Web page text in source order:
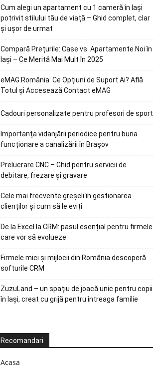
Cum alegi un apartament cu 1 cameră în Iași
potrivit stilului tău de viață – Ghid complet, clar
și ușor de urmat
Compară Prețurile: Case vs. Apartamente Noi în
Iași – Ce Merită Mai Mult în 2025
eMAG România: Ce Opțiuni de Suport Ai? Află
Totul și Accesează Contact eMAG
Cadouri personalizate pentru profesori de sport
Importanța vidanjării periodice pentru buna
funcționare a canalizării în Brașov
Prelucrare CNC – Ghid pentru servicii de
debitare, frezare și gravare
Cele mai frecvente greșeli în gestionarea
clienților și cum să le eviți
De la Excel la CRM: pasul esențial pentru firmele
care vor să evolueze
Firmele mici și mijlocii din România descoperă
softurile CRM
ZuzuLand – un spațiu de joacă unic pentru copii
în Iași, creat cu grijă pentru întreaga familie
Recomandari
Acasa